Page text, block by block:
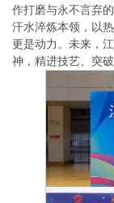
作打磨与永不言弃
汗水淬炼本领，以
更是动力。未来，
神，精进技艺、突